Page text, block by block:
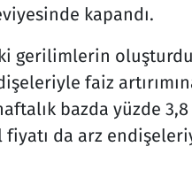
kapandı.
gerilimlerin
faiz
bazda yüzde
da arz